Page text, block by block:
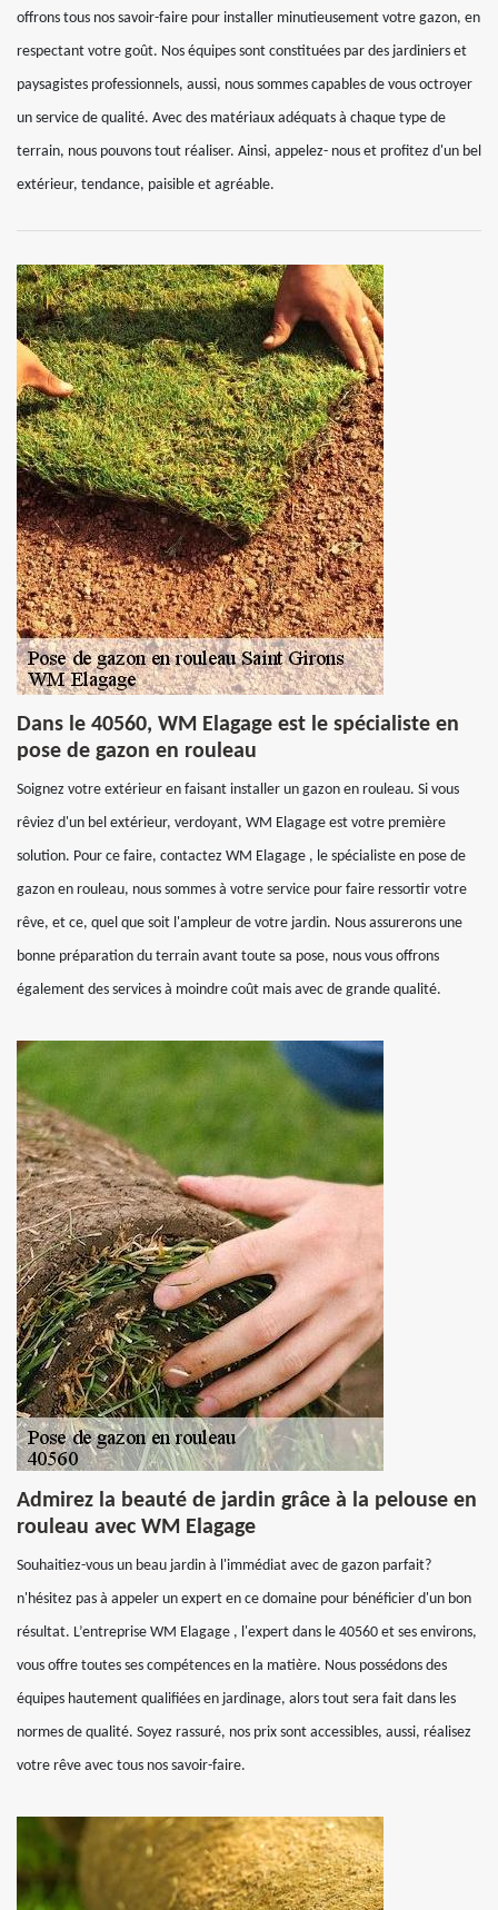
offrons tous nos savoir-faire pour installer minutieusement votre gazon, en
respectant votre goût. Nos équipes sont constituées par des jardiniers et
paysagistes professionnels, aussi, nous sommes capables de vous octroyer
un service de qualité. Avec des matériaux adéquats à chaque type de
terrain, nous pouvons tout réaliser. Ainsi, appelez- nous et profitez d'un bel
extérieur, tendance, paisible et agréable.
Dans le 40560, WM Elagage est le spécialiste en
pose de gazon en rouleau
Soignez votre extérieur en faisant installer un gazon en rouleau. Si vous
rêviez d'un bel extérieur, verdoyant, WM Elagage est votre première
solution. Pour ce faire, contactez WM Elagage , le spécialiste en pose de
gazon en rouleau, nous sommes à votre service pour faire ressortir votre
rêve, et ce, quel que soit l'ampleur de votre jardin. Nous assurerons une
bonne préparation du terrain avant toute sa pose, nous vous offrons
également des services à moindre coût mais avec de grande qualité.
Admirez la beauté de jardin grâce à la pelouse en
rouleau avec WM Elagage
Souhaitiez-vous un beau jardin à l'immédiat avec de gazon parfait?
n'hésitez pas à appeler un expert en ce domaine pour bénéficier d'un bon
résultat. L’entreprise WM Elagage , l'expert dans le 40560 et ses environs,
vous offre toutes ses compétences en la matière. Nous possédons des
équipes hautement qualifiées en jardinage, alors tout sera fait dans les
normes de qualité. Soyez rassuré, nos prix sont accessibles, aussi, réalisez
votre rêve avec tous nos savoir-faire.